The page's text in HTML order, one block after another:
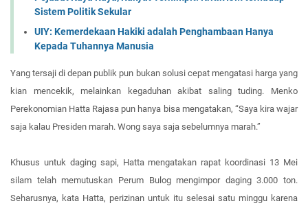
Sistem Politik Sekular
UIY: Kemerdekaan Hakiki adalah Penghambaan Hanya
Kepada Tuhannya Manusia
Yang tersaji di depan publik pun bukan solusi cepat mengatasi harga yang
kian mencekik, melainkan kegaduhan akibat saling tuding. Menko
Perekonomian Hatta Rajasa pun hanya bisa mengatakan, “Saya kira wajar
saja kalau Presiden marah. Wong saya saja sebelumnya marah.”
Khusus untuk daging sapi, Hatta mengatakan rapat koordinasi 13 Mei
silam telah memutuskan Perum Bulog mengimpor daging 3.000 ton.
Seharusnya, kata Hatta, perizinan untuk itu selesai satu minggu karena